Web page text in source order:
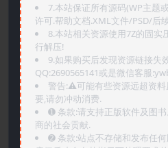
7.本站保证所有源码(WP主题
许可.帮助文档.XML文件/PSD/后
8.本站相关资源使用7Z的固实
行解压!
9.如果购买后发现资源链接失
QQ:2690565141或是微信客服
警告:⚠️可能有些资源远超资
要,请勿冲动消费.
➊️ 条款:请支持正版软件及图
商的社会贡献.
➋️ 条款:站点不存储和发布任